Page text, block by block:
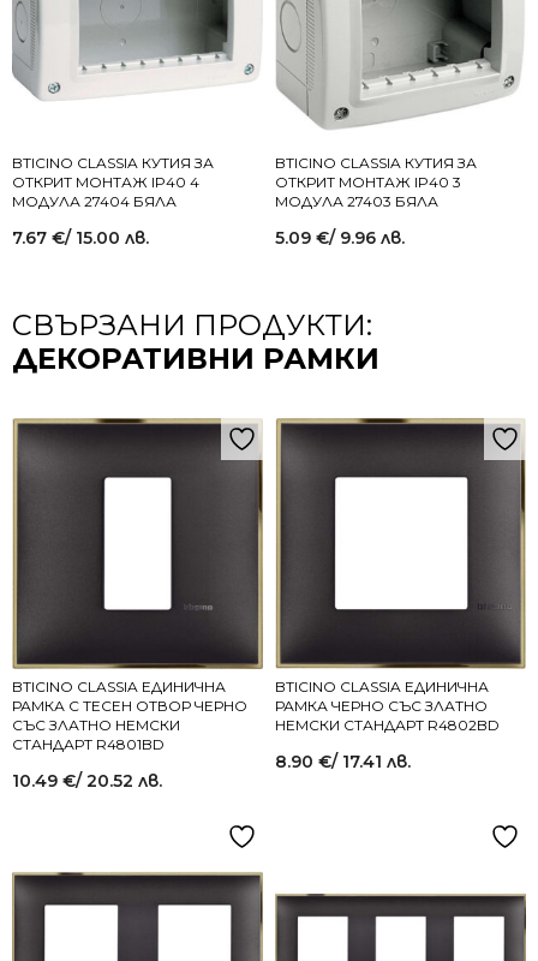
BTICINO CLASSIA КУТИЯ ЗА
ОТКРИТ МОНТАЖ IP40 4
МОДУЛА 27404 БЯЛА
7.67 €/ 15.00 лв.
BTICINO CLASSIA КУТИЯ ЗА
ОТКРИТ МОНТАЖ IP40 3
МОДУЛА 27403 БЯЛА
5.09 €/ 9.96 лв.
СВЪРЗАНИ ПРОДУКТИ:
ДЕКОРАТИВНИ РАМКИ
BTICINO CLASSIA ЕДИНИЧНА
РАМКА С ТЕСЕН ОТВОР ЧЕРНО
СЪС ЗЛАТНО НЕМСКИ
СТАНДАРТ R4801BD
10.49 €/ 20.52 лв.
BTICINO CLASSIA ЕДИНИЧНА
РАМКА ЧЕРНО СЪС ЗЛАТНО
НЕМСКИ СТАНДАРТ R4802BD
8.90 €/ 17.41 лв.